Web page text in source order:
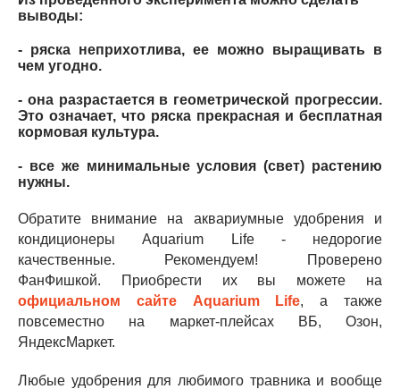
выводы:
- ряска неприхотлива, ее можно выращивать в
чем угодно.
- она разрастается в геометрической прогрессии.
Это означает, что ряска прекрасная и бесплатная
кормовая культура.
- все же минимальные условия (свет) растению
нужны.
Обратите внимание на аквариумные удобрения и
кондиционеры Aquarium Life - недорогие
качественные. Рекомендуем! Проверено
ФанФишкой. Приобрести их вы можете на
официальном сайте Aquarium Life, а также
повсеместно на маркет-плейсах ВБ, Озон,
ЯндексМаркет.
Любые удобрения для любимого травника и вообще